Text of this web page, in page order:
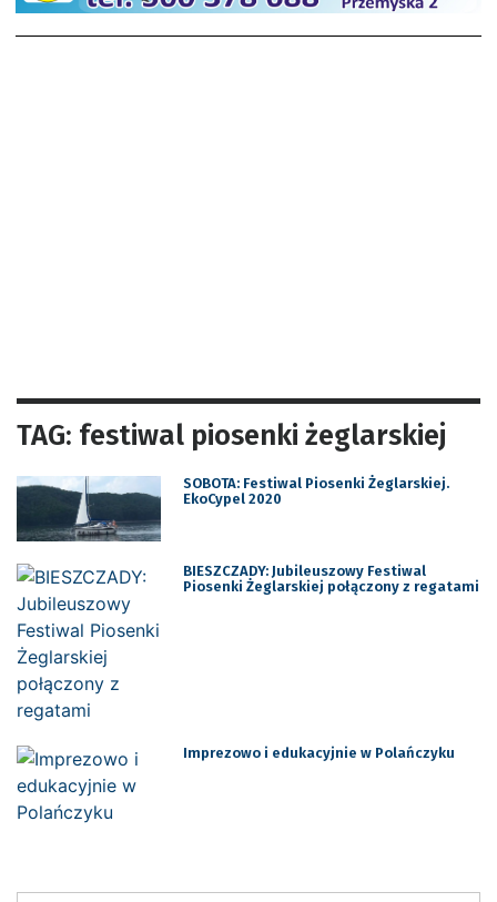
TAG: festiwal piosenki żeglarskiej
SOBOTA: Festiwal Piosenki Żeglarskiej.
EkoCypel 2020
BIESZCZADY: Jubileuszowy Festiwal
Piosenki Żeglarskiej połączony z regatami
Imprezowo i edukacyjnie w Polańczyku